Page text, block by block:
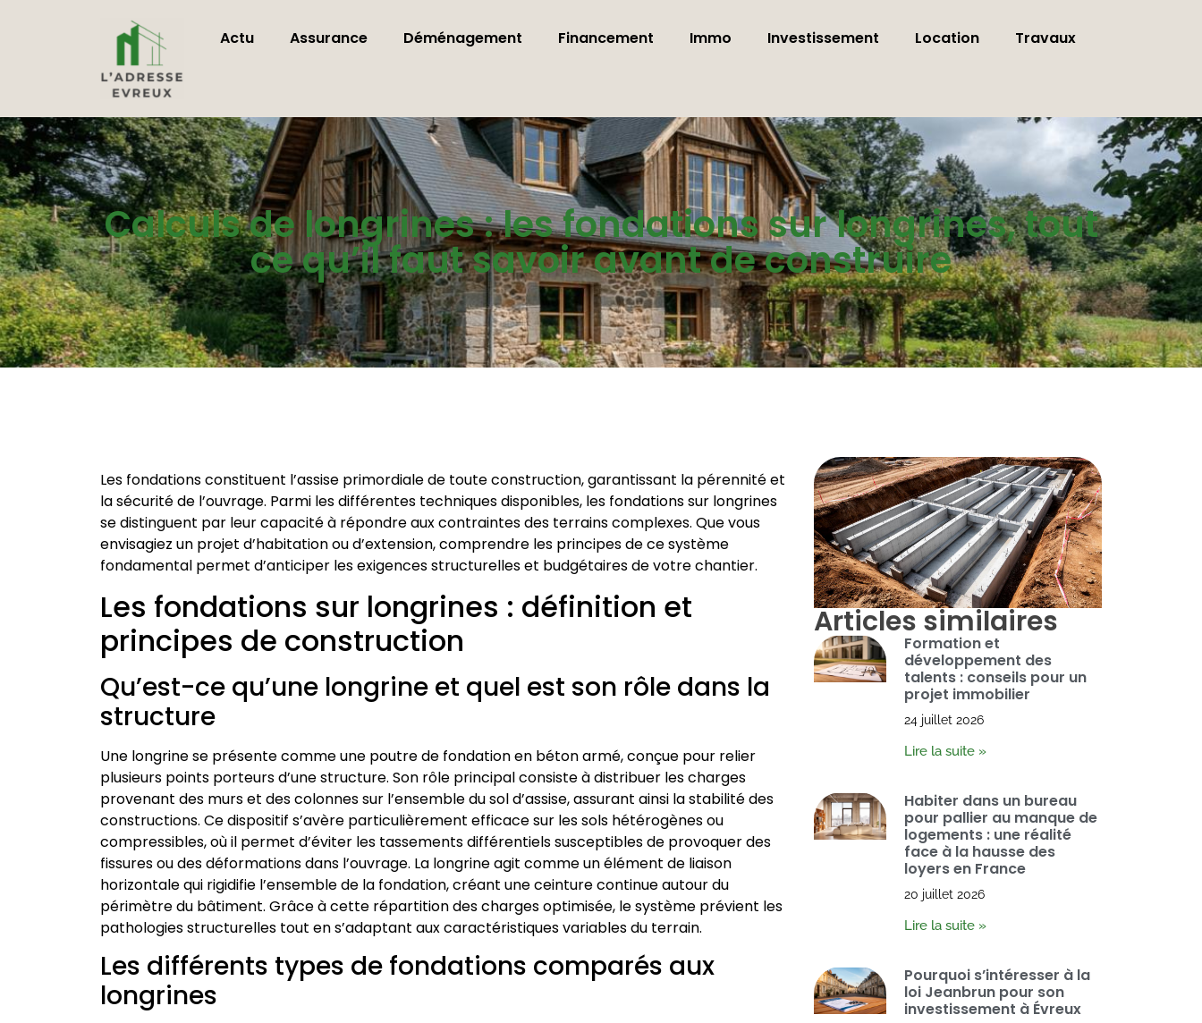
Actu Assurance Déménagement Financement Immo Investissement Location Travaux
Calculs de longrines : les fondations sur longrines, tout
ce qu’il faut savoir avant de construire
Les fondations constituent l’assise primordiale de toute construction, garantissant la pérennité et
la sécurité de l’ouvrage. Parmi les différentes techniques disponibles, les fondations sur longrines
se distinguent par leur capacité à répondre aux contraintes des terrains complexes. Que vous
envisagiez un projet d’habitation ou d’extension, comprendre les principes de ce système
fondamental permet d’anticiper les exigences structurelles et budgétaires de votre chantier.
Les fondations sur longrines : définition et
principes de construction
Qu’est-ce qu’une longrine et quel est son rôle dans la
structure
Une longrine se présente comme une poutre de fondation en béton armé, conçue pour relier
plusieurs points porteurs d’une structure. Son rôle principal consiste à distribuer les charges
provenant des murs et des colonnes sur l’ensemble du sol d’assise, assurant ainsi la stabilité des
constructions. Ce dispositif s’avère particulièrement efficace sur les sols hétérogènes ou
compressibles, où il permet d’éviter les tassements différentiels susceptibles de provoquer des
fissures ou des déformations dans l’ouvrage. La longrine agit comme un élément de liaison
horizontale qui rigidifie l’ensemble de la fondation, créant une ceinture continue autour du
périmètre du bâtiment. Grâce à cette répartition des charges optimisée, le système prévient les
pathologies structurelles tout en s’adaptant aux caractéristiques variables du terrain.
Les différents types de fondations comparés aux
longrines
Articles similaires
Formation et
développement des
talents : conseils pour un
projet immobilier
24 juillet 2026
Lire la suite »
Habiter dans un bureau
pour pallier au manque de
logements : une réalité
face à la hausse des
loyers en France
20 juillet 2026
Lire la suite »
Pourquoi s’intéresser à la
loi Jeanbrun pour son
investissement à Évreux